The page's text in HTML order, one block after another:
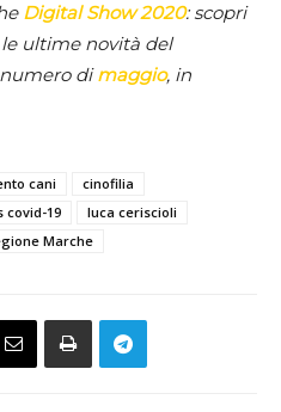
Digital Show 2020: scopri
ultime novità del
dimaggio, in
cani
cinofilia
covid-19
luca ceriscioli
Marche